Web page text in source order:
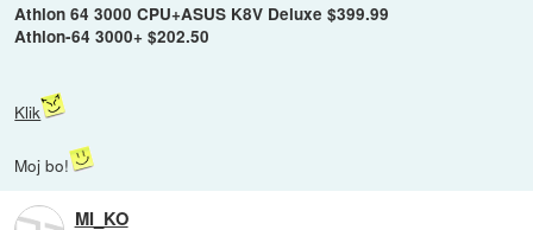
Athlon 64 3000 CPU+ASUS K8V Deluxe $399.99
Athlon-64 3000+ $202.50
Klik
Moj bo!
MI_KO